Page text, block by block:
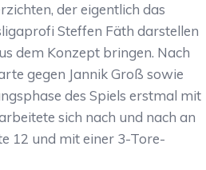
der eigentlich das
Steffen Fäth darstellen
dem Konzept bringen. Nach
gegen Jannik Groß sowie
des Spiels erstmal mit
sich nach und nach an
12 und mit einer 3-Tore-